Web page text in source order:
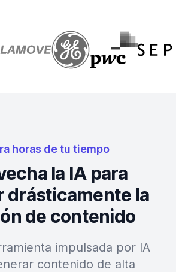
horas de tu tiempo
la IA para
drásticamente la
de contenido
impulsada por IA
contenido de alta